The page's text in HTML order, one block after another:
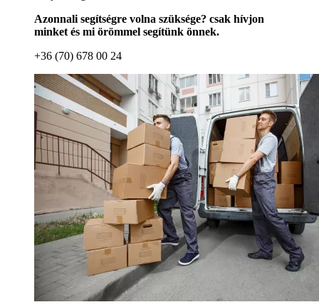
Azonnali segítségre volna szüksége? csak hívjon
minket és mi örömmel segítünk önnek.
+36 (70) 678 00 24